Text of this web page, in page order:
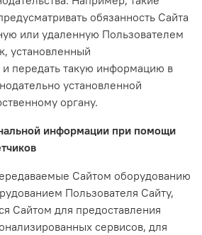
обязанность Сайта
или удаленную Пользователем
установленный
и передать такую информацию в
установленной
органу.
информации при помощи
Сайтом оборудованию
Пользователя Сайту,
Сайтом для предоставления
сервисов, для